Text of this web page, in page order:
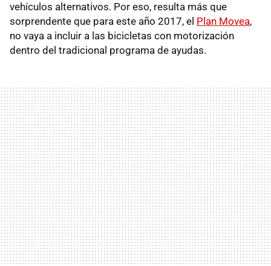
vehículos alternativos. Por eso, resulta más que
sorprendente que para este año 2017, el Plan Movea,
no vaya a incluir a las bicicletas con motorización
dentro del tradicional programa de ayudas.